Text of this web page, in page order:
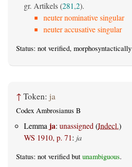
gr. Artikels (281,2).
neuter nominative singular
neuter accusative singular
Status: not verified, morphosyntactically
↑ Token: ja
Codex Ambrosianus B
Lemma ja: unassigned (Indecl.)
WS 1910, p. 71: ja
Status: not verified but unambiguous.